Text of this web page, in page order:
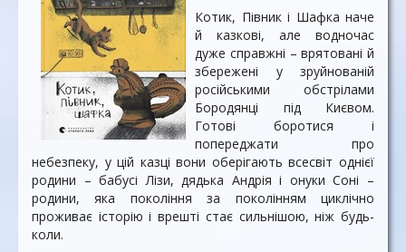
Котик, Півник і Шафка наче
й казкові, але водночас
дуже справжні – врятовані й
збережені у зруйнованій
російськими обстрілами
Бородянці під Києвом.
Готові боротися і
попереджати про
небезпеку, у цій казці вони оберігають всесвіт однієї
родини – бабусі Лізи, дядька Андрія і онуки Соні –
родини, яка покоління за поколінням циклічно
проживає історію і врешті стає сильнішою, ніж будь-
коли.